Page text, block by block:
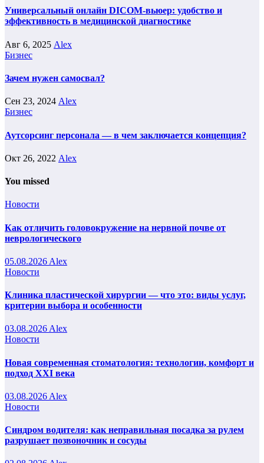
Универсальный онлайн DICOM-вьюер: удобство и
эффективность в медицинской диагностике
Авг 6, 2025 Alex
Бизнес
Зачем нужен самосвал?
Сен 23, 2024 Alex
Бизнес
Аутсорсинг персонала — в чем заключается концепция?
Окт 26, 2022 Alex
You missed
Новости
Как отличить головокружение на нервной почве от
неврологического
05.08.2026 Alex
Новости
Клиника пластической хирургии — что это: виды услуг,
критерии выбора и особенности
03.08.2026 Alex
Новости
Новая современная стоматология: технологии, комфорт и
подход XXI века
03.08.2026 Alex
Новости
Синдром водителя: как неправильная посадка за рулем
разрушает позвоночник и сосуды